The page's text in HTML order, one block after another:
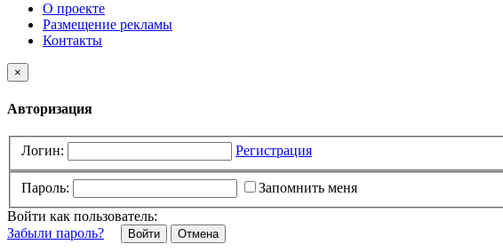
О проекте
Размещение рекламы
Контакты
×
Авторизация
Логин: Регистрация
Пароль:
Запомнить меня
Войти как пользователь:
Забыли пароль?
Отмена